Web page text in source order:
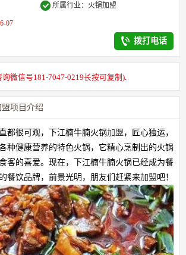
所属行业：火锅加盟
07
拨打电话
微信号181-7047-0219长按可复制).
盟项目介绍
都很可观，下江楠牛腩火锅加盟 ，匠心独运，
种健康营养的特色火锅，它精心烹制出的火锅
客的喜爱。现在，下江楠牛腩火锅已经成为餐
餐饮品牌，前景光明，朋友们赶紧来加盟吧！